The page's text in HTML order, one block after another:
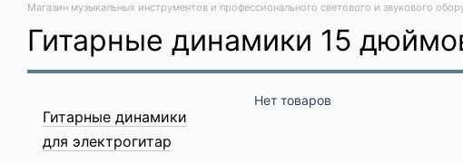
Магазин музыкальных инструментов и профессионального светового и звукового
Гитарные динамики 15
Нет товаров
Гитарные динамики
для электрогитар